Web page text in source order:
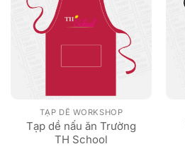
TẠP DỀ WORKSHOP
Tạp dề nấu ăn Trường
TH School